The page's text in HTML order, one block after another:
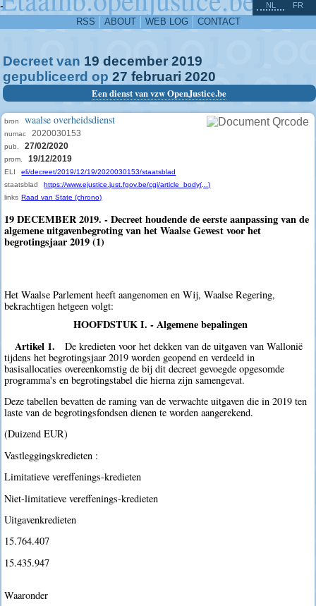
-
RSS ABOUT WEB LOG CONTACT
NL FR
Decreet van 19 december 2019
gepubliceerd op 27 februari 2020
Een dienst van vzw OpenJustice.be
bron waalse overheidsdienst
numac 2020030153
pub. 27/02/2020
prom. 19/12/2019
ELI
eli/decreet/2019/12/19/2020030153/staatsblad
staatsblad
https://www.ejustice.just.fgov.be/cgi/article_body(...)
links Raad van State (chrono)
19 DECEMBER 2019. - Decreet houdende de eerste aanpassing van de
algemene uitgavenbegroting van het Waalse Gewest voor het
begrotingsjaar 2019 (1)
Het Waalse Parlement heeft aangenomen en Wij, Waalse Regering,
bekrachtigen hetgeen volgt:
HOOFDSTUK I. - Algemene bepalingen
Artikel 1.
De kredieten voor het dekken van de uitgaven van Wallonië
tijdens het begrotingsjaar 2019 worden geopend en verdeeld in
basisallocaties overeenkomstig de bij dit decreet gevoegde opgesomde
programma's en begrotingstabel die hierna zijn samengevat.
Deze tabellen bevatten de raming van de verwachte uitgaven die in 2019 ten
laste van de begrotingsfondsen dienen te worden aangerekend.
(Duizend EUR)
Vastleggingskredieten :
Limitatieve vereffenings-kredieten
Niet-limitatieve vereffenings-kredieten
Uitgavenkredieten
15.764.407
15.435.947
Waaronder
^